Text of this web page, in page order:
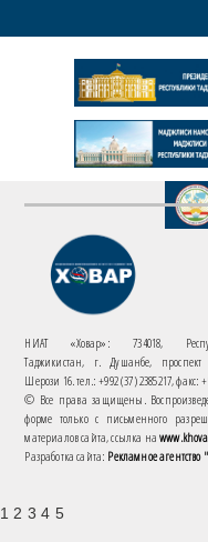
НИАТ «Ховар»: 734018,
Таджикистан, г. Душанбе, проспект
Шерози 16. тел.: +992 (37) 2385217, факс:
© Все права защищены.
форме только с письменного
материалов сайта, ссылка на
Разработка сайта: Рекламное
1 2 3 4 5